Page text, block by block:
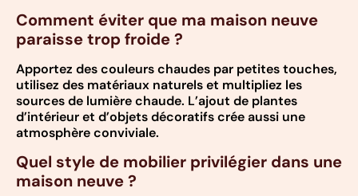
Comment éviter que ma maison neuve
paraisse trop froide ?
Apportez des couleurs chaudes par petites touches,
utilisez des matériaux naturels et multipliez les
sources de lumière chaude. L’ajout de plantes
d’intérieur et d’objets décoratifs crée aussi une
atmosphère conviviale.
Quel style de mobilier privilégier dans une
maison neuve ?